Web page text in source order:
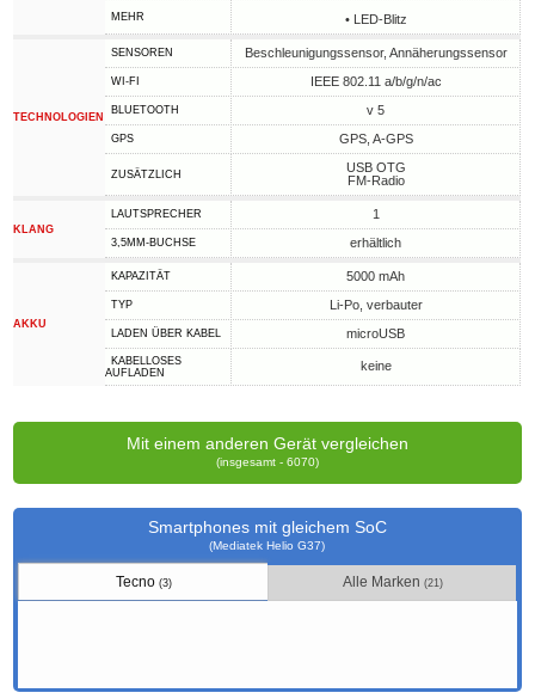
MEHR • LED-Blitz
TECHNOLOGIEN
SENSOREN Beschleunigungssensor, Annäherungssensor
WI-FI IEEE 802.11 a/b/g/n/ac
BLUETOOTH v 5
GPS GPS, A-GPS
ZUSÄTZLICH
USB OTG
FM-Radio
KLANG
LAUTSPRECHER 1
3,5MM-BUCHSE erhältlich
AKKU
KAPAZITÄT 5000 mAh
TYP Li-Po, verbauter
LADEN ÜBER KABEL microUSB
KABELLOSES
AUFLADEN
keine
Mit einem anderen Gerät vergleichen
(insgesamt - 6070)
Smartphones mit gleichem SoC
(Mediatek Helio G37)
Tecno (3) Alle Marken (21)